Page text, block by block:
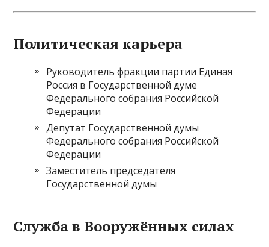
Политическая карьера
Руководитель фракции партии Единая
Россия в Государственной думе
Федерального собрания Российской
Федерации
Депутат Государственной думы
Федерального собрания Российской
Федерации
Заместитель председателя
Государственной думы
Служба в Вооружённых силах